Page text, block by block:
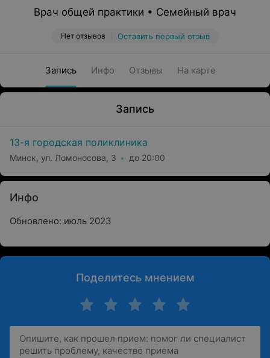
Врач общей практики • Семейный врач
Нет отзывов Оставить первый отзыв
Запись Инфо Отзывы На карте
Запись
13-я городская поликлиника
Минск, ул. Ломоносова, 3 до 20:00
Инфо
Обновлено: июль 2023
Поделитесь мнением